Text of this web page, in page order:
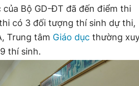
Bộ GD-ĐT đã đến điểm thi
có 3 đối tượng thí sinh dự thi,
Trung tâm Giáo dục thường
thí sinh.